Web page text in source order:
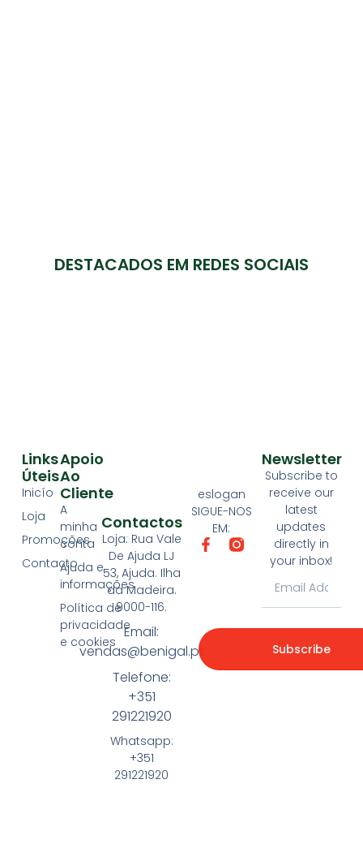
DESTACADOS EM REDES SOCIAIS
eslogan
SIGUE-NOS
EM:
Apoio
Ao
Cliente
A
minha
conta
Ajuda e
informações
Política de
privacidade
e cookies
Links
Úteis
Inicío
Loja
Promoções
Contacto
Contactos
Loja: Rua Vale
De Ajuda LJ
53, Ajuda. Ilha
da Madeira.
9000-116.
Email:
vendas@benigal.pt
Telefone:
+351
291221920
Whatsapp:
+351
291221920
Newsletter
Subscribe to
receive our
latest
updates
directly in
your inbox!
Subscribe